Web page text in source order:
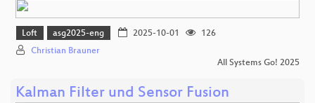
Loft asg2025-eng 2025-10-01
126
Christian Brauner
All Systems Go! 2025
Kalman Filter und Sensor Fusion